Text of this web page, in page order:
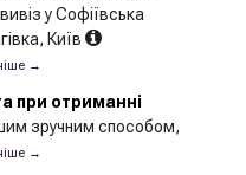
у Софіївська
Київ
→
при отриманні
зручним способом,
→